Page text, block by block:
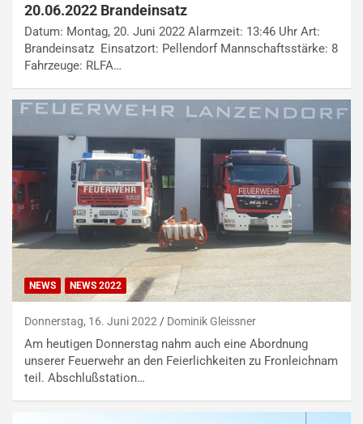
20.06.2022 Brandeinsatz
Datum: Montag, 20. Juni 2022 Alarmzeit: 13:46 Uhr Art:
Brandeinsatz Einsatzort: Pellendorf Mannschaftsstärke: 8
Fahrzeuge: RLFA…
NEWS NEWS 2022
Donnerstag, 16. Juni 2022 Dominik Gleissner
Am heutigen Donnerstag nahm auch eine Abordnung
unserer Feuerwehr an den Feierlichkeiten zu Fronleichnam
teil. Abschlußstation…